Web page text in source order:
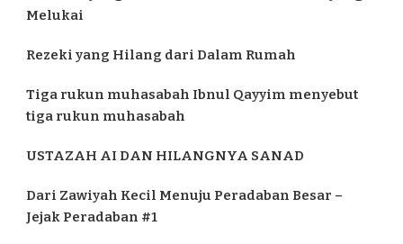
Melukai
Rezeki yang Hilang dari Dalam Rumah
Tiga rukun muhasabah Ibnul Qayyim menyebut
tiga rukun muhasabah
USTAZAH AI DAN HILANGNYA SANAD
Dari Zawiyah Kecil Menuju Peradaban Besar –
Jejak Peradaban #1